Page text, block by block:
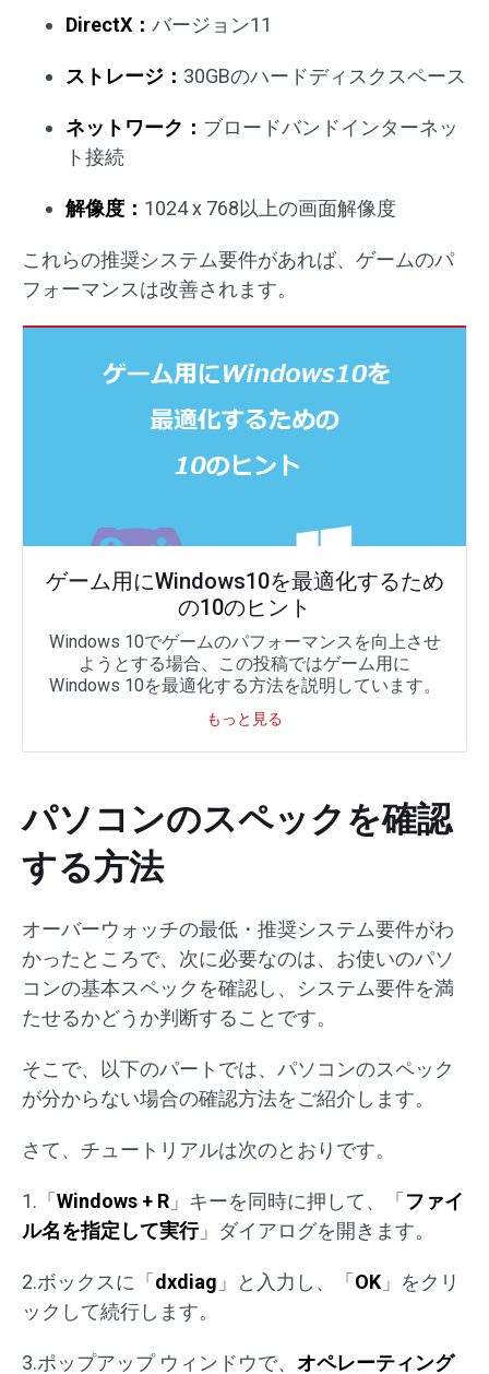
DirectX： バージョン11
ストレージ： 30GBのハードディスクスペース
ネットワーク： ブロードバンドインターネッ
ト接続
解像度： 1024 x 768以上の画面解像度
これらの推奨システム要件があれば、ゲームのパ
フォーマンスは改善されます。
ゲーム用にWindows10を最適化するため
の10のヒント
Windows 10でゲームのパフォーマンスを向上させ
ようとする場合、この投稿ではゲーム用に
Windows 10を最適化する方法を説明しています。
もっと見る
パソコンのスペックを確認
する方法
オーバーウォッチの最低・推奨システム要件がわ
かったところで、次に必要なのは、お使いのパソ
コンの基本スペックを確認し、システム要件を満
たせるかどうか判断することです。
そこで、以下のパートでは、パソコンのスペック
が分からない場合の確認方法をご紹介します。
さて、チュートリアルは次のとおりです。
1.「 Windows + R 」キーを同時に押して、「 ファイ
ル名を指定して実行」ダイアログを開きます。
2.ボックスに「 dxdiag 」と入力し、「 OK 」をクリ
ックして続行します。
3.ポップアップ ウィンドウで、 オペレーティング